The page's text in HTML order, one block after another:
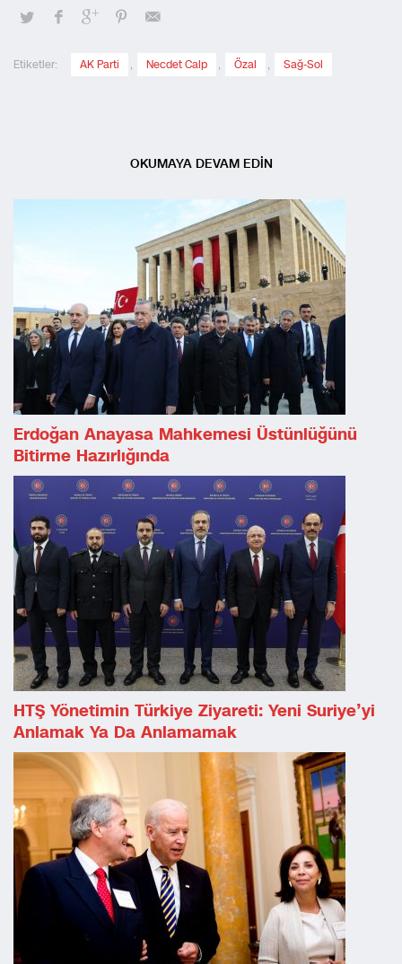
Etiketler: AK Parti , Necdet Calp , Özal , Sağ-Sol
OKUMAYA DEVAM EDİN
Erdoğan Anayasa Mahkemesi Üstünlüğünü
Bitirme Hazırlığında
HTŞ Yönetimin Türkiye Ziyareti: Yeni Suriye’yi
Anlamak Ya Da Anlamamak